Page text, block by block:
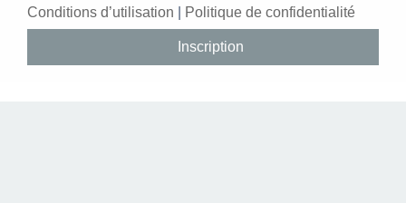
Conditions d’utilisation Politique de confidentialité
Inscription